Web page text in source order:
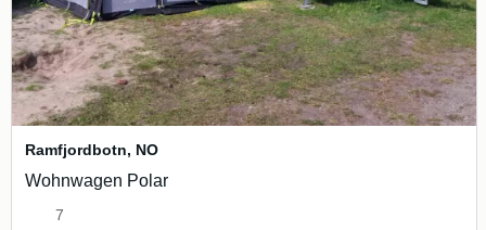
Ramfjordbotn, NO
Wohnwagen Polar
7